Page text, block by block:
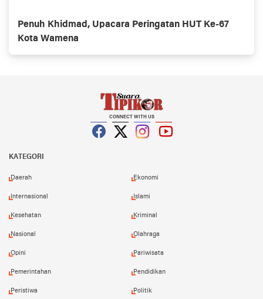
Penuh Khidmad, Upacara Peringatan HUT Ke-67
Kota Wamena
CONNECT WITH US
KATEGORI
Daerah Ekonomi
Internasional Islami
Kesehatan Kriminal
Nasional Olahraga
Opini Pariwisata
Pemerintahan Pendidikan
Peristiwa Politik